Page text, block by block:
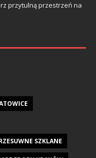
przytulną przestrzeń na
SZKLANE